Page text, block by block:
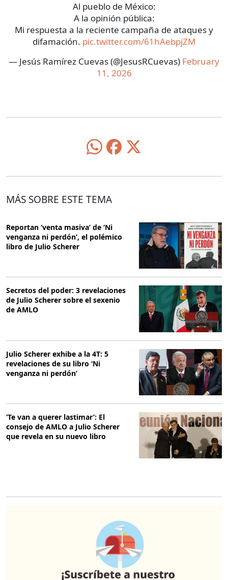
Al pueblo de México:
A la opinión pública:
Mi respuesta a la reciente campaña de ataques y
difamación. pic.twitter.com/61hAebpjZM
— Jesús Ramírez Cuevas (@JesusRCuevas) February
11, 2026
MÁS SOBRE ESTE TEMA
Reportan ‘venta masiva’ de ‘Ni
venganza ni perdón’, el polémico
libro de Julio Scherer
Secretos del poder: 3 revelaciones
de Julio Scherer sobre el sexenio
de AMLO
Julio Scherer exhibe a la 4T: 5
revelaciones de su libro ‘Ni
venganza ni perdón’
‘Te van a querer lastimar’: El
consejo de AMLO a Julio Scherer
que revela en su nuevo libro